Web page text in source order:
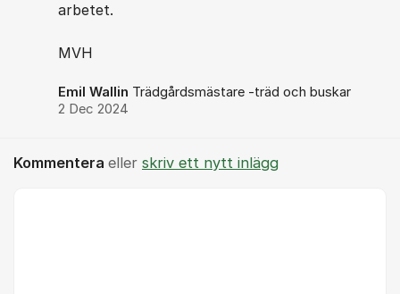
arbetet.
MVH
Emil Wallin Trädgårdsmästare -träd och buskar
2 Dec 2024
Kommentera eller skriv ett nytt inlägg